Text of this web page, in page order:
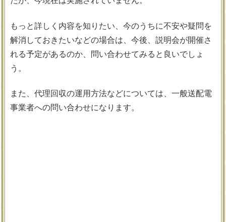
もっと詳しく内容を知りたい、今のうちに不安や疑問を
解消しておきたいなどの場合は、今後、説明会が開催さ
れる予定があるのか、問い合わせてみると良いでしょ
う。
また、代理回収の運用方法などについては、一般送配電
事業者への問い合わせになります。